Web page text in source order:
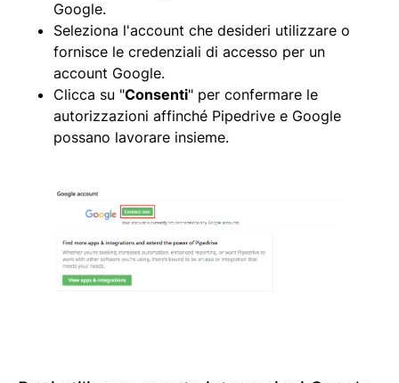
Google.
Seleziona l'account che desideri utilizzare o
fornisce le credenziali di accesso per un
account Google.
Clicca su "Consenti" per confermare le
autorizzazioni affinché Pipedrive e Google
possano lavorare insieme.